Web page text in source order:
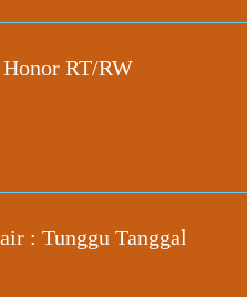
RT/RW
: Tunggu Tanggal